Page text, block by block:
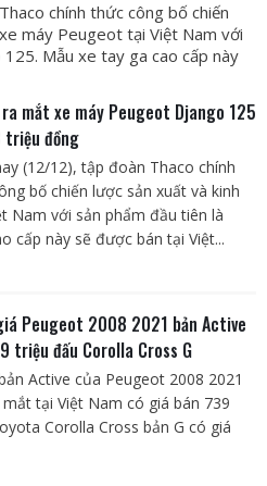
chính thức công bố chiến
máy Peugeot tại Việt Nam với
Mẫu xe tay ga cao cấp này
mắt xe máy Peugeot Django 125
đồng
(12/12), tập đoàn Thaco chính
bố chiến lược sản xuất và kinh
Nam với sản phẩm đầu tiên là
cấp này sẽ được bán tại Việt...
Peugeot 2008 2021 bản Active
triệu đấu Corolla Cross G
Active của Peugeot 2008 2021
tại Việt Nam có giá bán 739
Corolla Cross bản G có giá